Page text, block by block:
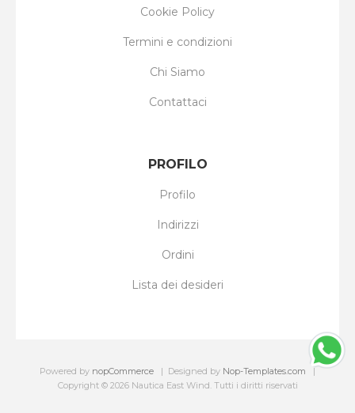
Cookie Policy
Termini e condizioni
Chi Siamo
Contattaci
PROFILO
Profilo
Indirizzi
Ordini
Lista dei desideri
Powered by nopCommerce Designed by Nop-Templates.com
Copyright © 2026 Nautica East Wind. Tutti i diritti riservati